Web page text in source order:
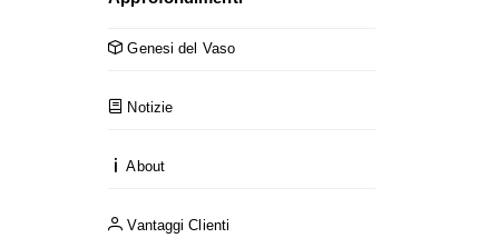
Genesi del Vaso
Notizie
About
Vantaggi Clienti